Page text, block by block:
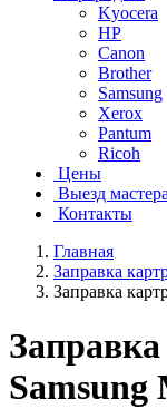
Kyocera
HP
Canon
Brother
Samsung
Xerox
Pantum
Ricoh
Цены
Выезд мастера
Контакты
Главная
Заправка
Заправка
Samsung